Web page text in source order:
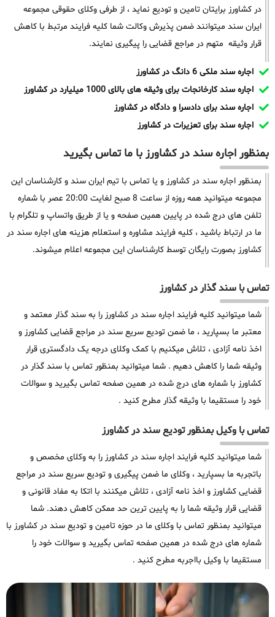
در کشاورز برایتان تامین و تودیع نماید ، از طرفی وکلای حقوقی مجموعه
ایران سند میتوانند ضمن پذیرش وکالت شما کلیه فرایند مرتبط با کاهش
قرار وثیقه متهم در مراجع قضایی را پیگیری نمایند.
اجاره سند ملکی 6 دانگ در کشاورز
اجاره سند کارخانجات برای وثیقه های بالای 1000 میلیارد در کشاورز
اجاره سند برای دادسرا و دادگاه در کشاورز
اجاره سند برای تعزیرات در کشاورز
بمنظور اجاره سند در کشاورز با ما تماس بگیرید
بمنظور اجاره سند در کشاورز و یا تماس با تیم ایران سند و کارشناسان این
مجموعه میتوانید همه روزه از ساعت 8 صبح لغایت 20:00 عصر با شماره
تلفن های درج شده در پایین همین صفحه و یا از طریق واتساپ و تلگرام با
ما در ارتباط باشید ، کلیه فرایند مشاوره و استعلام هزینه های اجاره سند در
کشاورز بصورت رایگان توسط کارشناسان این مجموعه اعلام میشوند.
تماس با سند گذار در کشاورز
شما میتوانید کلیه فرایند اجاره سند در کشاورز را به سند گذار معتمد و
معتبر ما بسپارید ، ما ضمن تودیع سریع سند در مراجع قضایی کشاورز و
اخذ نامه آزادی ، تلاش میکنیم با کمک وکلای درجه یک دادگستری قرار
وثیقه شما را کاهش دهیم . شما میتوانید بمنظور تماس با سند گذار در
کشاورز با شماره های درج شده در همین صفحه تماس بگیرید و سوالات
خود را مستقیما با وثیقه گذار مطرح کنید .
تماس با وکیل بمنظور تودیع سند در کشاورز
شما میتوانید کلیه فرایند اجاره سند در کشاورز را به وکلای مخصص و
باتجربه ما بسپارید ، وکلای ما ضمن پیگیری و تودیع سریع سند در مراجع
قضایی کشاورز و اخذ نامه آزادی ، تلاش میکنند با اتکا به مفاد قانونی و
قضایی قرار وثیقه شما را به پایین ترین حد ممکن کاهش دهند. شما
میتوانید بمنظور تماس با وکلای ما در حوزه تامین و تودیع سند در کشاورز با
شماره های درج شده در همین صفحه تماس بگیرید و سوالات خود را
مستقیما با وکیل بااجربه مطرح کنید .